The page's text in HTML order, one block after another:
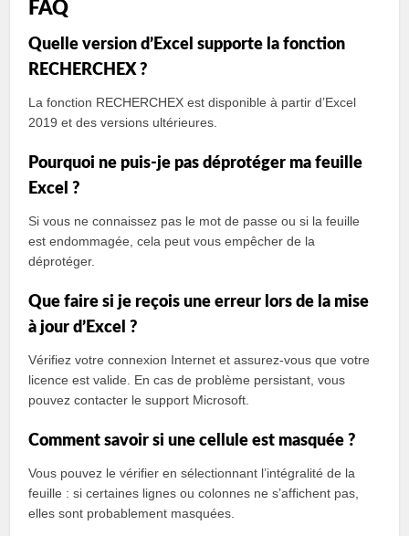
FAQ
Quelle version d’Excel supporte la fonction
RECHERCHEX ?
La fonction RECHERCHEX est disponible à partir d’Excel
2019 et des versions ultérieures.
Pourquoi ne puis-je pas déprotéger ma feuille
Excel ?
Si vous ne connaissez pas le mot de passe ou si la feuille
est endommagée, cela peut vous empêcher de la
déprotéger.
Que faire si je reçois une erreur lors de la mise
à jour d’Excel ?
Vérifiez votre connexion Internet et assurez-vous que votre
licence est valide. En cas de problème persistant, vous
pouvez contacter le support Microsoft.
Comment savoir si une cellule est masquée ?
Vous pouvez le vérifier en sélectionnant l’intégralité de la
feuille : si certaines lignes ou colonnes ne s’affichent pas,
elles sont probablement masquées.